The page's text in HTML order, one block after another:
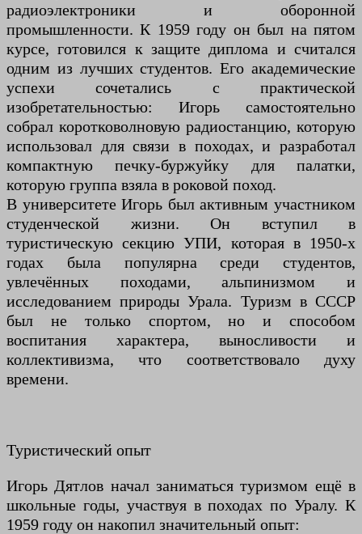
радиоэлектроники и оборонной
промышленности. К 1959 году он был на пятом
курсе, готовился к защите диплома и считался
одним из лучших студентов. Его академические
успехи сочетались с практической
изобретательностью: Игорь самостоятельно
собрал коротковолновую радиостанцию, которую
использовал для связи в походах, и разработал
компактную печку-буржуйку для палатки,
которую группа взяла в роковой поход.
В университете Игорь был активным участником
студенческой жизни. Он вступил в
туристическую секцию УПИ, которая в 1950-х
годах была популярна среди студентов,
увлечённых походами, альпинизмом и
исследованием природы Урала. Туризм в СССР
был не только спортом, но и способом
воспитания характера, выносливости и
коллективизма, что соответствовало духу
времени.
Туристический опыт
Игорь Дятлов начал заниматься туризмом ещё в
школьные годы, участвуя в походах по Уралу. К
1959 году он накопил значительный опыт: